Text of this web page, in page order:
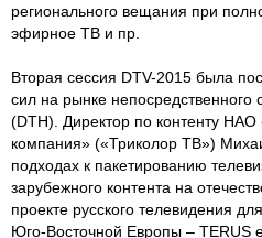
регионального вещания при
эфирное ТВ и пр.
Вторая сессия DTV-2015 была
сил на рынке непосредственного
(DTH). Директор по контенту
компания» («Триколор ТВ»)
подходах к пакетированию
зарубежного контента на
проекте русского телевидения
Юго-Восточной Европы – TERUS